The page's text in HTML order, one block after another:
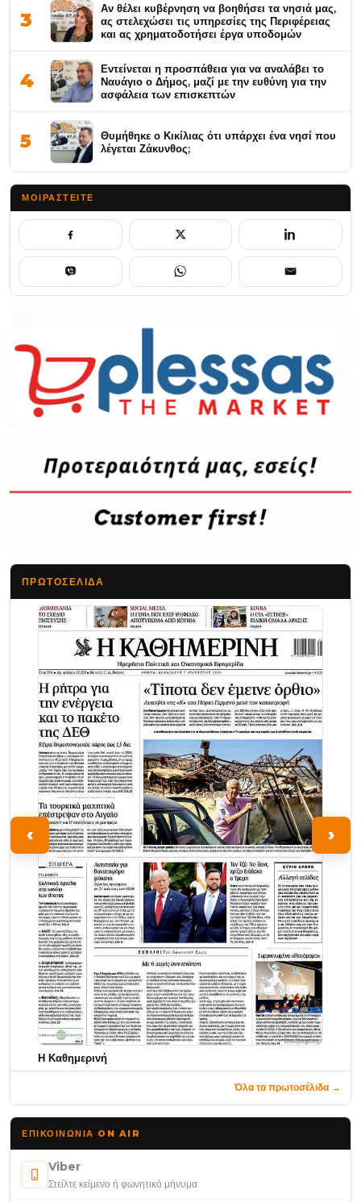
3
Αν θέλει κυβέρνηση να βοηθήσει τα νησιά μας,
ας στελεχώσει τις υπηρεσίες της Περιφέρειας
και ας χρηματοδοτήσει έργα υποδομών
4
Εντείνεται η προσπάθεια για να αναλάβει το
Ναυάγιο ο Δήμος, μαζί με την ευθύνη για την
ασφάλεια των επισκεπτών
5
Θυμήθηκε ο Κικίλιας ότι υπάρχει ένα νησί που
λέγεται Ζάκυνθος;
ΜΟΙΡΑΣΤΕΊΤΕ
ΠΡΩΤΟΣΈΛΙΔΑ
‹
Η Καθημερινή
›
Όλα τα πρωτοσέλιδα →
ΕΠΙΚΟΙΝΩΝΊΑ ON AIR
Viber
Στείλτε κείμενο ή φωνητικό μήνυμα